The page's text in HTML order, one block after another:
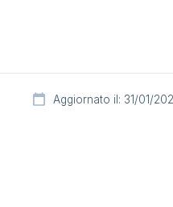
Aggiornato il: 31/01/